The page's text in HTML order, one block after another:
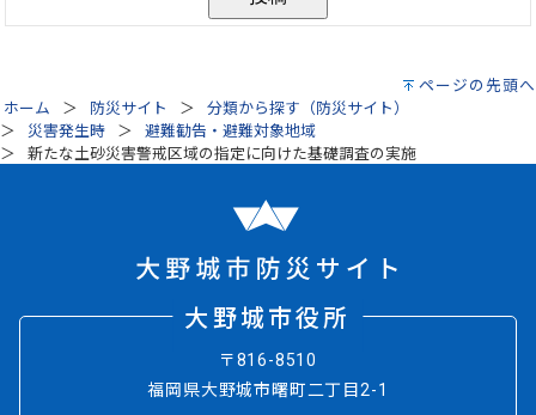
ページの先頭へ
ホーム
防災サイト
分類から探す（防災サイト）
災害発生時
避難勧告・避難対象地域
新たな土砂災害警戒区域の指定に向けた基礎調査の実施
大野城市役所
〒816-8510
福岡県大野城市曙町二丁目2-1